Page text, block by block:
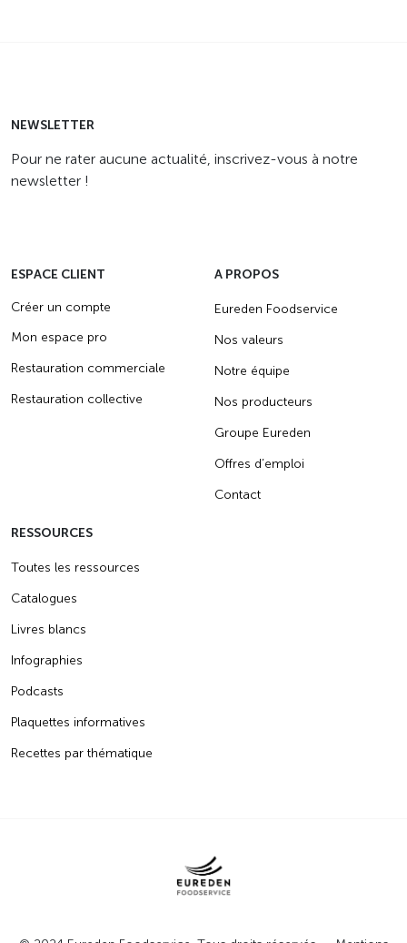
NEWSLETTER
Pour ne rater aucune actualité, inscrivez-vous à notre
newsletter !
ESPACE CLIENT
Créer un compte
Mon espace pro
Restauration commerciale
Restauration collective
A PROPOS
Eureden Foodservice
Nos valeurs
Notre équipe
Nos producteurs
Groupe Eureden
Offres d’emploi
Contact
RESSOURCES
Toutes les ressources
Catalogues
Livres blancs
Infographies
Podcasts
Plaquettes informatives
Recettes par thématique